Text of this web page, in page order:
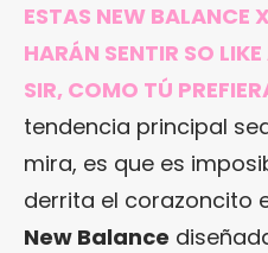
ESTAS NEW BALANCE
HARÁN SENTIR SO
SIR, COMO TÚ
tendencia principal
mira, es que es
derrita el corazoncito
New Balance